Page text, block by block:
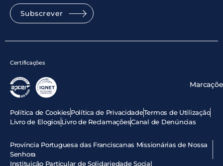
Subscrever
Certificações
Política de CookiesPolítica de PrivacidadeTermos de Utilização
Livro de ElogiosLivro de ReclamaçõesCanal de Denúncias
Província Portuguesa das Franciscanas Missionárias de Nossa
Senhora
Instituição Particular de Solidariedade Social